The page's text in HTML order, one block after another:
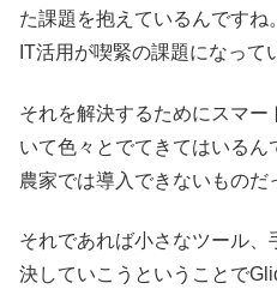
た課題を抱えているんです
IT活用が喫緊の課題になって
それを解決するためにスマ
いて色々とでてきてはいる
農家では導入できないものだ
それであれば小さなツール
決していこうということで